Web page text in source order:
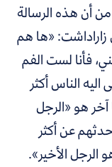
أن هذه الرسالة
«ها هم
فأنا لست الفم
الناس أكثر
هو «الرجل
عن أكثر
الرجل الأخير».